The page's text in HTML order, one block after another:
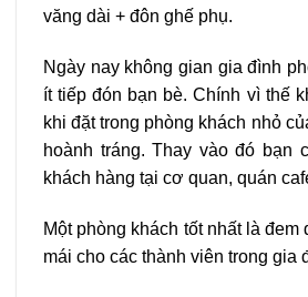
văng dài + đôn ghế phụ.
Ngày nay không gian gia đình
ít tiếp đón bạn bè. Chính vì thế
khi đặt trong phòng khách nhỏ
hoành tráng. Thay vào đó bạn
khách hàng tại cơ quan, quán
Một phòng khách tốt nhất là đem
mái cho các thành viên trong gia